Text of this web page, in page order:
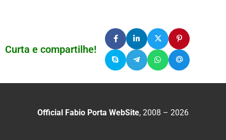
Curta e compartilhe!
Official Fabio Porta WebSite, 2008 – 2026